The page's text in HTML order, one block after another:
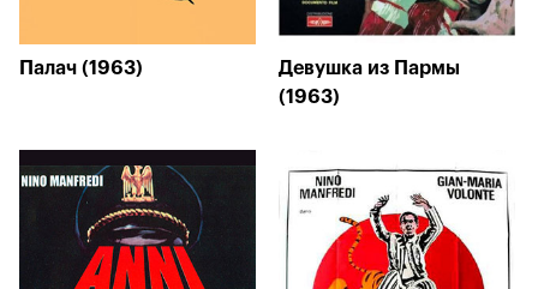
Палач (1963)
Девушка из Пармы
(1963)